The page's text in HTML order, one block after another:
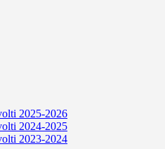
2025-2026
2024-2025
2023-2024